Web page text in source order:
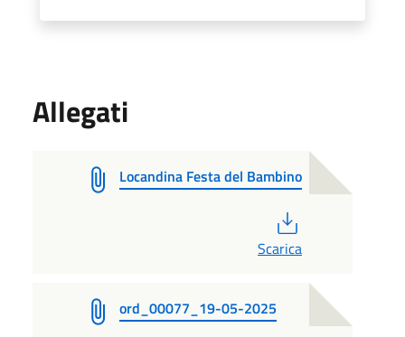
Allegati
Locandina Festa del Bambino
Scarica
ord_00077_19-05-2025